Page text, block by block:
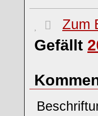
Zum
Gefällt